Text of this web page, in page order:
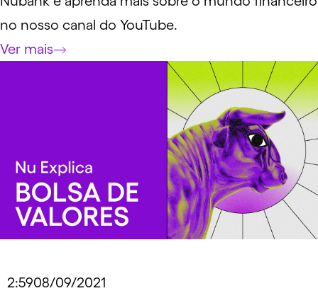
no nosso canal do YouTube.
Ver mais
Duração do vídeo
2:59Data do vídeo
08/09/2021